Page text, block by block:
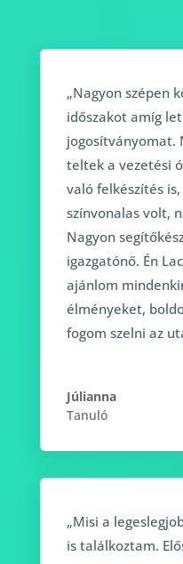
„Nagyon szépen
időszakot amíg
jogosítványomat.
teltek a vezetési
való felkészítés
színvonalas volt,
Nagyon
igazgatónő. Én
ajánlom
élményeket,
fogom szelni az
Júlianna
Tanuló
„Misi a
is találkoztam.